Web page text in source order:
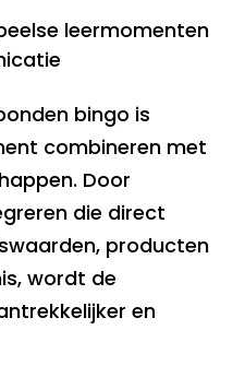
leermomenten
bingo is
combineren met
Door
die direct
producten
wordt de
en